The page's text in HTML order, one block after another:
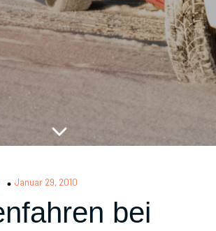
Januar 29, 2010
bei